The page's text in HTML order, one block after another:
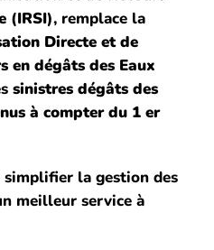
(IRSI), remplace la
Directe et de
en dégâts des Eaux
sinistres dégâts des
à compter du 1 er
la gestion des
meilleur service à